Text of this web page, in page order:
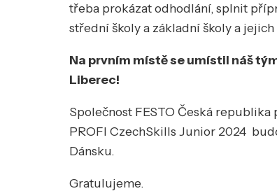
třeba prokázat odhodlání, splnit
střední školy a základní školy a
Na prvním místě se umístil náš
Liberec!
Společnost FESTO Česká
PROFI CzechSkills Junior 2024
Dánsku.
Gratulujeme.